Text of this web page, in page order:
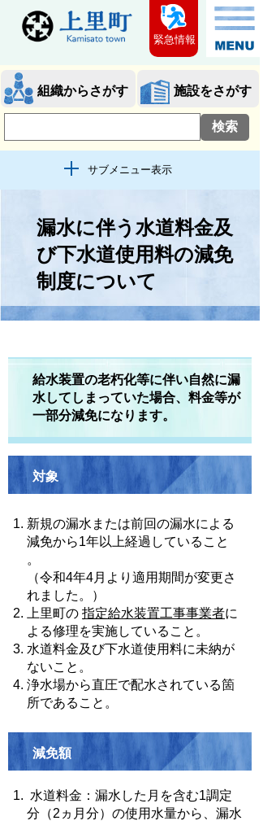
組織からさがす 施設をさがす
サブメニュー表示
緊急情報
漏水に伴う水道料金及
び下水道使用料の減免
制度について
給水装置の老朽化等に伴い自然に漏
水してしまっていた場合、料金等が
一部分減免になります。
対象
新規の漏水または前回の漏水による
減免から1年以上経過していること
。
（令和4年4月より適用期間が変更さ
れました。）
上里町の 指定給水装置工事事業者に
よる修理を実施していること。
水道料金及び下水道使用料に未納が
ないこと。
浄水場から直圧で配水されている箇
所であること。
減免額
水道料金：漏水した月を含む1調定
分（2ヵ月分）の使用水量から、漏水